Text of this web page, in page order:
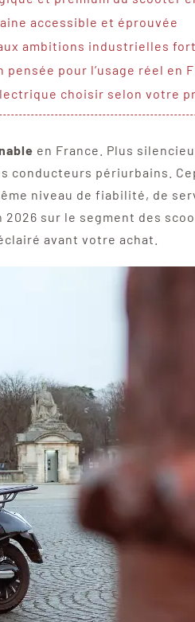
accessible et éprouvée
ambitions industrielles
pour l’usage réel en
choisir selon votre
en France. Plus
périurbains.
niveau de fiabilité, de
sur le segment des
avant votre achat.